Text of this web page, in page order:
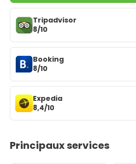
Tripadvisor
8/10
Booking
8/10
Expedia
8,4/10
Principaux services